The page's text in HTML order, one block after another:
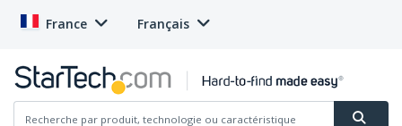
France Français